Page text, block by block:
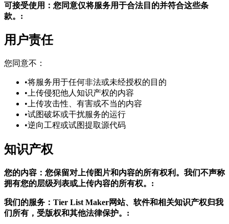
可接受使用：您同意仅将服务用于合法目的并符合这些条
款。:
用户责任
您同意不：
•将服务用于任何非法或未经授权的目的
• 上传侵犯他人知识产权的内容
• 上传攻击性、有害或不当的内容
•试图破坏或干扰服务的运行
•逆向工程或试图提取源代码
知识产权
您的内容：您保留对上传图片和内容的所有权利。我们不声称
拥有您的层级列表或上传内容的所有权。:
我们的服务：Tier List Maker网站、软件和相关知识产权归我
们所有，受版权和其他法律保护。: